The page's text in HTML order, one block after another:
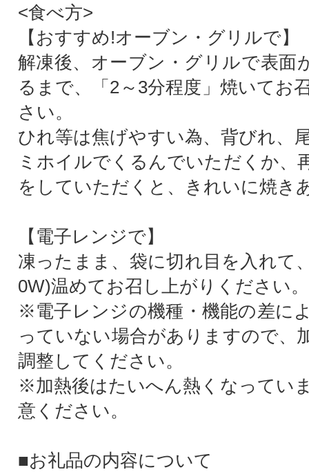
<食べ方>
【おすすめ!オーブン・グリルで】
解凍後、オーブン・グリルで表面
るまで、「2～3分程度」焼いてお
さい。
ひれ等は焦げやすい為、背びれ、
ミホイルでくるんでいただくか、
をしていただくと、きれいに焼き
【電子レンジで】
凍ったまま、袋に切れ目を入れて
0W)温めてお召し上がりください。
※電子レンジの機種・機能の差に
っていない場合がありますので、
調整してください。
※加熱後はたいへん熱くなってい
意ください。
■お礼品の内容について